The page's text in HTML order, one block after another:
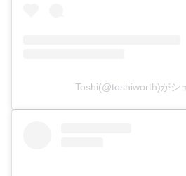
Toshi(@toshiworth)がシ